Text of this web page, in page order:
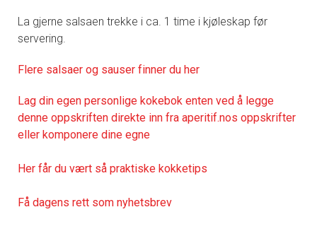
La gjerne salsaen trekke i ca. 1 time i kjøleskap før
servering.
Flere salsaer og sauser finner du her
Lag din egen personlige kokebok enten ved å legge
denne oppskriften direkte inn fra aperitif.nos oppskrifter
eller komponere dine egne
Her får du vært så praktiske kokketips
Få dagens rett som nyhetsbrev